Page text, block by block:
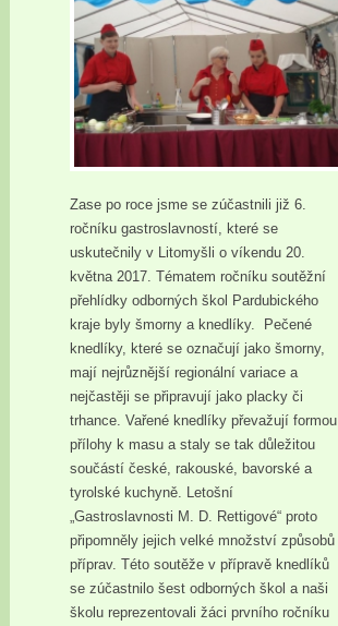
Zase po roce jsme se zúčastnili již 6.
ročníku gastroslavností, které se
uskutečnily v Litomyšli o víkendu 20.
května 2017. Tématem ročníku soutěžní
přehlídky odborných škol Pardubického
kraje byly šmorny a knedlíky. Pečené
knedlíky, které se označují jako šmorny,
mají nejrůznější regionální variace a
nejčastěji se připravují jako placky či
trhance. Vařené knedlíky převažují formou
přílohy k masu a staly se tak důležitou
součástí české, rakouské, bavorské a
tyrolské kuchyně. Letošní
„Gastroslavnosti M. D. Rettigové“ proto
připomněly jejich velké množství způsobů
příprav. Této soutěže v přípravě knedlíků
se zúčastnilo šest odborných škol a naši
školu reprezentovali žáci prvního ročníku